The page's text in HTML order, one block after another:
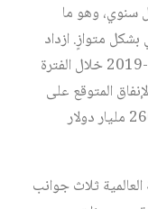
سنوي، وهو ما
بشكل متوازٍ. ازداد
عدد السجلات المخترقة بين عامَي 2018-2019 خلال الفترة
ويقدر الإنفاق المتوقع على
الأمن السيبراني عام 2026 ما يزيد على 260 مليار دولار
ثلاث جوانب